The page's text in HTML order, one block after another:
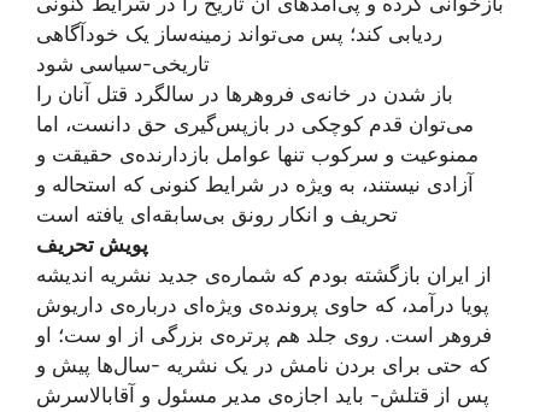
ردیابی کند؛ پس می‌تواند زمینه‌ساز یک خودآگاهی
تاریخی-سیاسی شود
باز شدن در خانه‌ی فروهرها در سالگرد قتل آنان را
می‌توان قدم کوچکی در بازپس‌گیری حق دانست، اما
ممنوعیت و سرکوب تنها عوامل بازدارنده‌ی حقیقت و
آزادی نیستند، به ویژه در شرایط کنونی که استحاله و
تحریف و انکار رونق بی‌سابقه‌ای یافته است
پویش ‌تحریف
از ایران بازگشته بودم که شماره‌ی جدید نشریه اندیشه
پویا درآمد، که حاوی پرونده‌ی ویژه‌ای درباره‌ی داریوش
فروهر است. روی جلد هم پرتره‌ی بزرگی از او ست؛ او
که حتی برای بردن نامش در یک نشریه -سال‌ها پیش و
پس از قتلش- باید اجازه‌ی مدیر مسئول و آقابالاسرش